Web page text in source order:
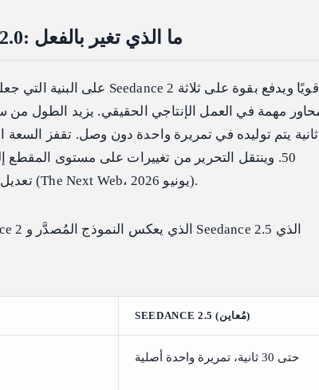
Seedance 2.5 مقابل Seedance 2.0: ما الذي تغير بالفعل
ثانية يتم توليده في تمريرة واحدة دون وصل. تقفز
50. وينتقل التحرير من تغييرات على مستوى
تعديل جزء واحد من الإطار وترك الباقي دون تغيير (The Next Web، يونيو 2026).
SEEDANCE 2.5 (مُعاين)
حتى 30 ثانية، تمريرة واحدة أصلية